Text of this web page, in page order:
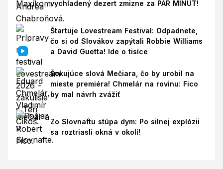
vychladený dezert zmizne za PÁR MINÚT!
Štartuje Lovestream Festival: Odpadnete,
čo si od Slovákov zapýtali Robbie Williams
a David Guetta! Ide o tisíce
Šokujúce slová Mečiara, čo by urobil na
mieste premiéra! Chmelár na rovinu: Fico
by mal návrh zvážiť
Zo Slovnaftu stúpa dym: Po silnej explózii
sa roztriasli okná v okolí!